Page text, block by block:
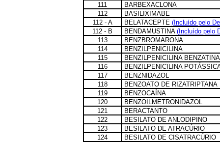
111
BARBEXACLONA
112
BASILIXIMABE
112 - A
BELATACEPTE (Incluído pelo
112 - B
BENDAMUSTINA (Incluído pelo
113
BENZBROMARONA
114
BENZILPENICILINA
115
BENZILPENICILINA BENZATINA
116
BENZILPENICILINA
117
BENZNIDAZOL
118
BENZOATO DE RIZATRIPTANA
119
BENZOCAÍNA
120
BENZOILMETRONIDAZOL
121
BERACTANTO
122
BESILATO DE ANLODIPINO
123
BESILATO DE ATRACÚRIO
124
BESILATO DE CISATRACÚRIO